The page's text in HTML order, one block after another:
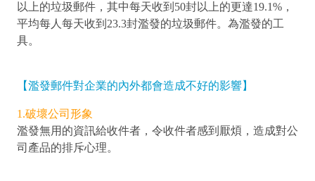
以上的垃圾郵件，其中每天收到50封以上的更達19.1%，
平均每人每天收到23.3封濫發的垃圾郵件。為濫發的工
具。
【濫發郵件對企業的內外都會造成不好的影響】
1.破壞公司形象
濫發無用的資訊給收件者，令收件者感到厭煩，造成對公
司產品的排斥心理。